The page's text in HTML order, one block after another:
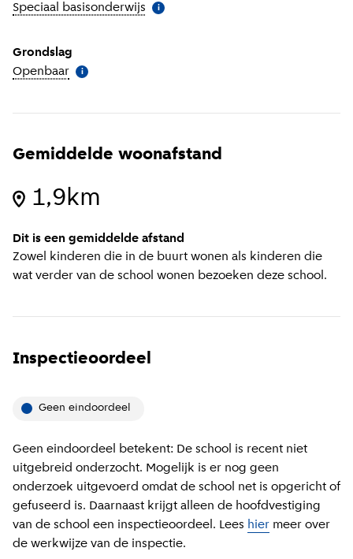
Speciaal basisonderwijs Meer informatie
i
Grondslag
Openbaar Meer informatie
i
Gemiddelde woonafstand
1,9km
Dit is een gemiddelde afstand
Zowel kinderen die in de buurt wonen als kinderen die
wat verder van de school wonen bezoeken deze school.
Inspectieoordeel
Geen eindoordeel
Geen eindoordeel betekent: De school is recent niet
uitgebreid onderzocht. Mogelijk is er nog geen
onderzoek uitgevoerd omdat de school net is opgericht of
gefuseerd is. Daarnaast krijgt alleen de hoofdvestiging
van de school een inspectieoordeel. Lees hier meer over
de werkwijze van de inspectie.